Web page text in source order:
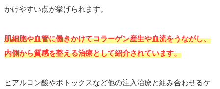
かけやすい点が挙げられます。
肌細胞や血管に働きかけてコラーゲン産生や血流をうながし、
内側から質感を整える治療として紹介されています。
ヒアルロン酸やボトックスなど他の注入治療と組み合わせるケ